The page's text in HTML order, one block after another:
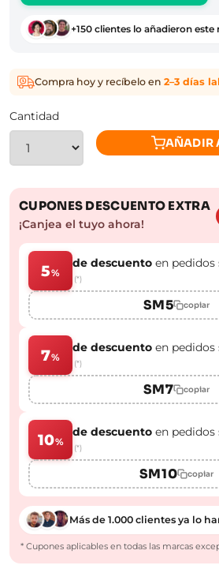
+150 clientes lo añadieron este
Compra hoy y recíbelo en 2–3 días
Cantidad
AÑADIR
CUPONES DESCUENTO EXTRA
¡Canjea el tuyo ahora!
5%
de descuento en pedidos
(*)
SM5 copiar
7%
de descuento en
(*)
SM7 copiar
10%
de descuento en pedidos
(*)
SM10 copiar
Más de 1.000 clientes ya lo
* Cupones aplicables en todas las marcas